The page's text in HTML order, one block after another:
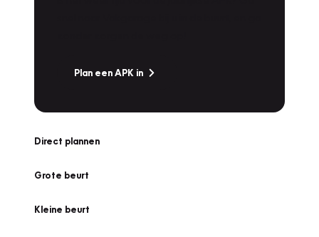
Plan een APK in
Direct plannen
Grote beurt
Kleine beurt